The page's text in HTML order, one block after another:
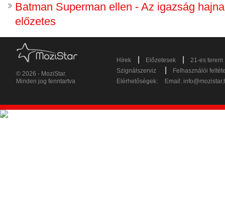
Batman Superman ellen - Az igazság
előzetes
© 2026 - MoziStar.
Minden jog fenntartva
Hírek Előzetesek
21-es terem
Szignálszerviz
Felhasználói
Elérhetőségek:
Email: